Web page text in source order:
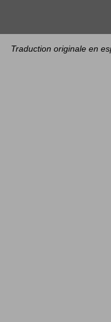
Traduction originale en